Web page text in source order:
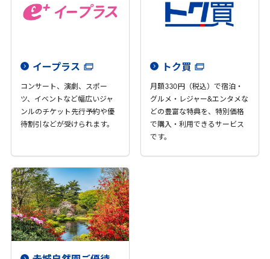
イープラス
コンサート、演劇、スポー
ツ、イベントなど幅広いジャ
ンルのチケット先行予約や優
待割引などが受けられます。
トク買
月額330 円（税込）で宿泊・
グルメ・レジャー&エンタメな
どの豊富な特典を、特別価格
で購入・利用できるサービス
です。